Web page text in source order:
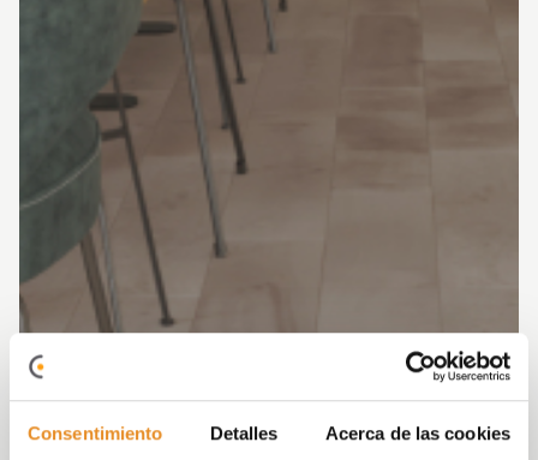
Consentimiento Detalles Acerca de las cookies